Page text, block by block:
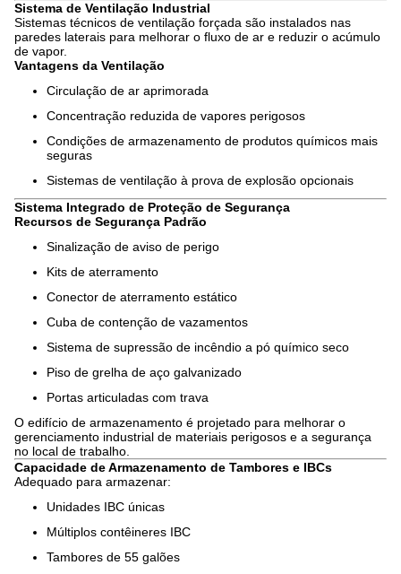
Sistema de Ventilação Industrial
Sistemas técnicos de ventilação forçada são instalados nas
paredes laterais para melhorar o fluxo de ar e reduzir o acúmulo
de vapor.
Vantagens da Ventilação
Circulação de ar aprimorada
Concentração reduzida de vapores perigosos
Condições de armazenamento de produtos químicos mais
seguras
Sistemas de ventilação à prova de explosão opcionais
Sistema Integrado de Proteção de Segurança
Recursos de Segurança Padrão
Sinalização de aviso de perigo
Kits de aterramento
Conector de aterramento estático
Cuba de contenção de vazamentos
Sistema de supressão de incêndio a pó químico seco
Piso de grelha de aço galvanizado
Portas articuladas com trava
O edifício de armazenamento é projetado para melhorar o
gerenciamento industrial de materiais perigosos e a segurança
no local de trabalho.
Capacidade de Armazenamento de Tambores e IBCs
Adequado para armazenar:
Unidades IBC únicas
Múltiplos contêineres IBC
Tambores de 55 galões